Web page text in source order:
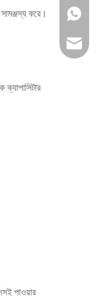
করে।
পাওয়ার
+86